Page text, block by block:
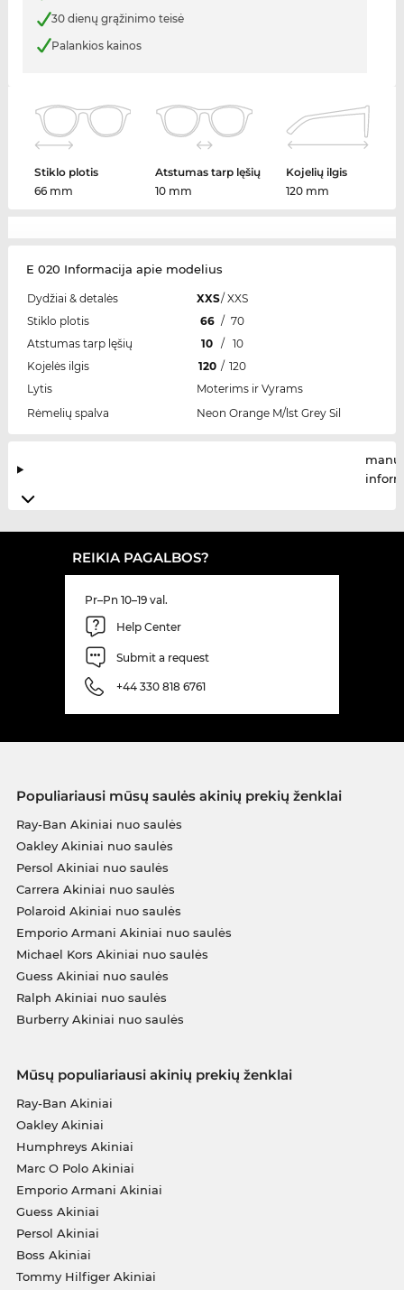
30 dienų grąžinimo teisė
Palankios kainos
Stiklo plotis
66 mm
Atstumas tarp lęšių
10 mm
Kojelių ilgis
120 mm
E 020 Informacija apie modelius
Dydžiai & detalės XXS/ XXS
Stiklo plotis
66 / 70
Atstumas tarp lęšių
10 /
10
Kojelės ilgis
120 / 120
Lytis
Moterims ir Vyrams
Rėmelių spalva
Neon Orange M/lst Grey Sil
REIKIA PAGALBOS?
Pr–Pn 10–19 val.
Help Center
Submit a request
+44 330 818 6761
Populiariausi mūsų saulės akinių prekių ženklai
Ray-Ban Akiniai nuo saulės
Oakley Akiniai nuo saulės
Persol Akiniai nuo saulės
Carrera Akiniai nuo saulės
Polaroid Akiniai nuo saulės
Emporio Armani Akiniai nuo saulės
Michael Kors Akiniai nuo saulės
Guess Akiniai nuo saulės
Ralph Akiniai nuo saulės
Burberry Akiniai nuo saulės
Mūsų populiariausi akinių prekių ženklai
Ray-Ban Akiniai
Oakley Akiniai
Humphreys Akiniai
Marc O Polo Akiniai
Emporio Armani Akiniai
Guess Akiniai
Persol Akiniai
Boss Akiniai
Tommy Hilfiger Akiniai